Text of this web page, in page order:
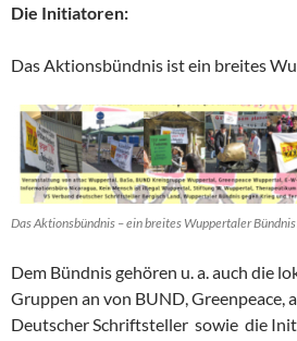
Die Initiatoren:
Das Aktionsbündnis ist ein breites
Das Aktionsbündnis – ein breites Wuppertaler
Dem Bündnis gehören u. a. auch die
Gruppen an von BUND, Greenpeace,
Deutscher Schriftsteller sowie die